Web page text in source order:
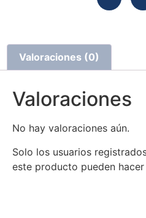
Valoraciones (0)
Valoraciones
No hay valoraciones aún.
Solo los usuarios
este producto pueden